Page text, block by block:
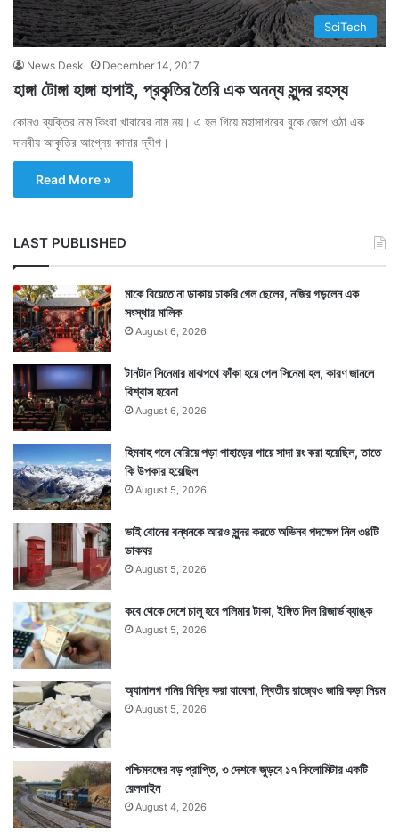
SciTech
News Desk December 14, 2017
হাঙ্গা টোঙ্গা হাঙ্গা হাপাই, প্রকৃতির তৈরি এক অনন্য সুন্দর রহস্য
কোনও ব্যক্তির নাম কিংবা খাবারের নাম নয়। এ হল গিয়ে মহাসাগরের বুকে জেগে ওঠা এক
দানবীয় আকৃতির আগ্নেয় কাদার দ্বীপ।
Read More »
LAST PUBLISHED
মাকে বিয়েতে না ডাকায় চাকরি গেল ছেলের, নজির গড়লেন এক
সংস্থার মালিক
August 6, 2026
টানটান সিনেমার মাঝপথে ফাঁকা হয়ে গেল সিনেমা হল, কারণ জানলে
বিশ্বাস হবেনা
August 6, 2026
হিমবাহ গলে বেরিয়ে পড়া পাহাড়ের গায়ে সাদা রং করা হয়েছিল, তাতে
কি উপকার হয়েছিল
August 5, 2026
ভাই বোনের বন্ধনকে আরও সুন্দর করতে অভিনব পদক্ষেপ নিল ৩৪টি
ডাকঘর
August 5, 2026
কবে থেকে দেশে চালু হবে পলিমার টাকা, ইঙ্গিত দিল রিজার্ভ ব্যাঙ্ক
August 5, 2026
অ্যানালগ পনির বিক্রি করা যাবেনা, দ্বিতীয় রাজ্যেও জারি কড়া নিয়ম
August 5, 2026
পশ্চিমবঙ্গের বড় প্রাপ্তি, ৩ দেশকে জুড়বে ১৭ কিলোমিটার একটি
রেললাইন
August 4, 2026